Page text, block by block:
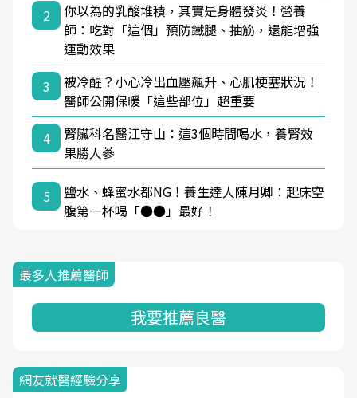
2
你以為的乳酸堆積，其實是身體發炎！營養
師：吃對「這個」預防鐵腿、抽筋，還能增強
運動效果
3
被冷醒？小心冷出血壓飆升、心肌梗塞狀況！
醫師公開保暖「這些部位」超重要
4
腎臟科名醫江守山：這3個時間喝水，養腎效
果勝人蔘
5
鹽水、蜂蜜水都NG！養生達人陳月卿：起床空
腹第一杯喝「●●」最好！
最多人推薦醫師
我要推薦良醫
網友就醫經驗分享